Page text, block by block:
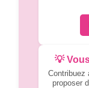
💡
Contribuez
proposer